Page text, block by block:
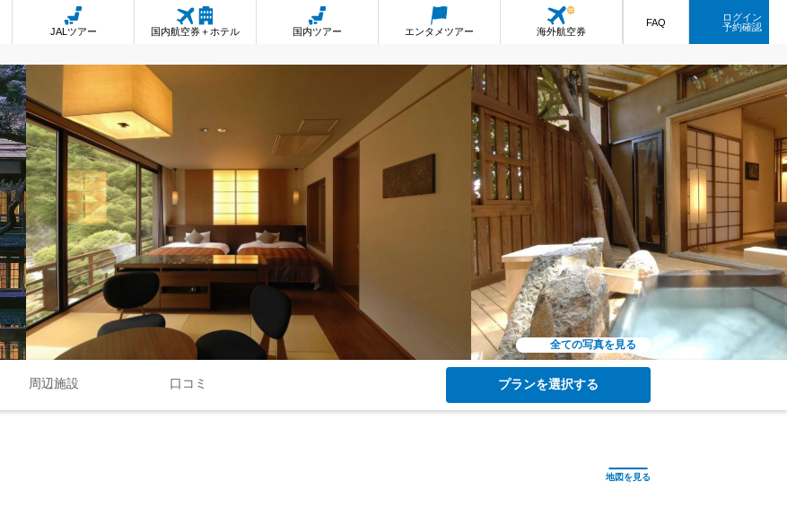
JALツアー 国内航空券＋ホテル 国内ツアー エンタメツアー 海外航空券
FAQ
ログイン
予約確認
全ての写真を見る
周辺施設 口コミ プランを選択する